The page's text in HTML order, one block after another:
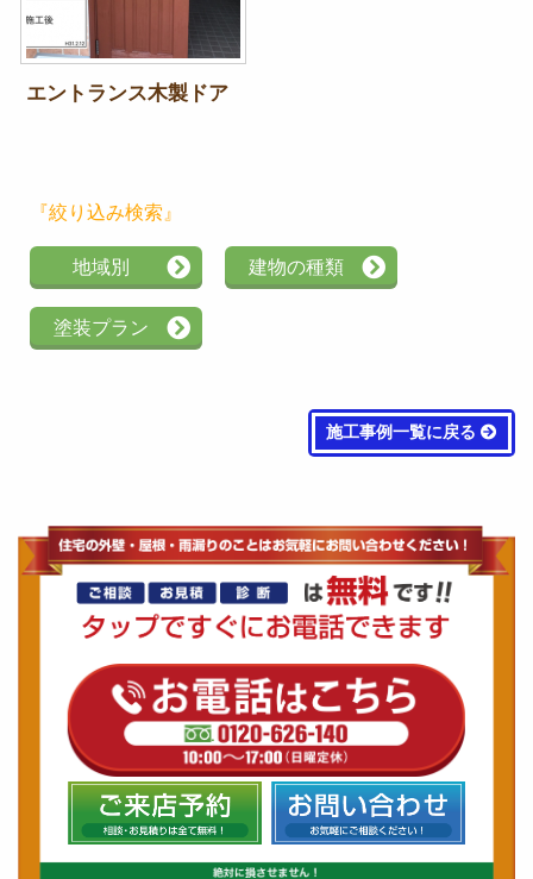
エントランス木製ドア
『絞り込み検索』
地域別 建物の種類
塗装プラン
施工事例一覧に戻る